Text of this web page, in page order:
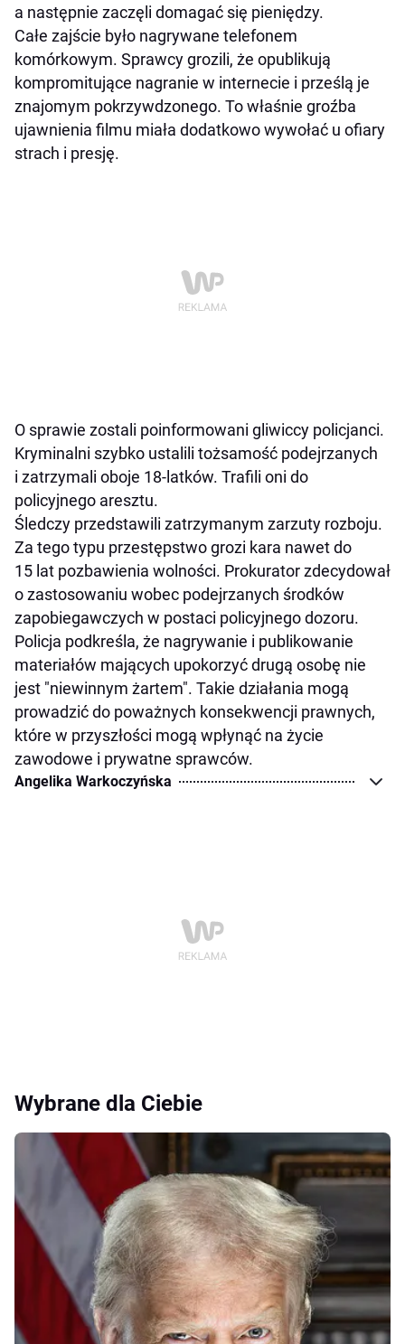
a następnie zaczęli domagać się pieniędzy.
Całe zajście było nagrywane telefonem
komórkowym. Sprawcy grozili, że opublikują
kompromitujące nagranie w internecie i prześlą je
znajomym pokrzywdzonego. To właśnie groźba
ujawnienia filmu miała dodatkowo wywołać u ofiary
strach i presję.
O sprawie zostali poinformowani gliwiccy policjanci.
Kryminalni szybko ustalili tożsamość podejrzanych
i zatrzymali oboje 18-latków. Trafili oni do
policyjnego aresztu.
Śledczy przedstawili zatrzymanym zarzuty rozboju.
Za tego typu przestępstwo grozi kara nawet do
15 lat pozbawienia wolności. Prokurator zdecydował
o zastosowaniu wobec podejrzanych środków
zapobiegawczych w postaci policyjnego dozoru.
Policja podkreśla, że nagrywanie i publikowanie
materiałów mających upokorzyć drugą osobę nie
jest "niewinnym żartem". Takie działania mogą
prowadzić do poważnych konsekwencji prawnych,
które w przyszłości mogą wpłynąć na życie
zawodowe i prywatne sprawców.
Angelika Warkoczyńska
Wybrane dla Ciebie